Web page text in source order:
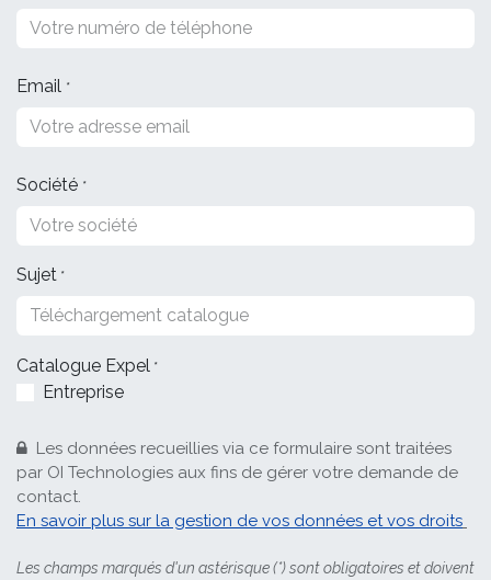
Email *
Société *
Sujet *
Catalogue Expel *
Entreprise
Les données recueillies via ce formulaire sont traitées
par OI Technologies aux fins de gérer votre demande de
contact.
En savoir plus sur la gestion de vos données et vos droits
Les champs marqués d'un astérisque (*) sont obligatoires et doivent